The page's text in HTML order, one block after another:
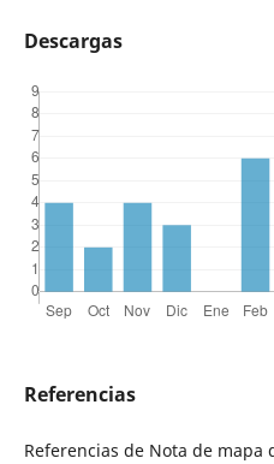
Descargas
Referencias
Referencias de Nota de mapa